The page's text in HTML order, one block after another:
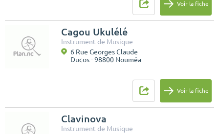
Voir la fiche
Cagou Ukulélé
Instrument de Musique
6 Rue Georges Claude
Ducos - 98800 Nouméa
Voir la fiche
Clavinova
Instrument de Musique